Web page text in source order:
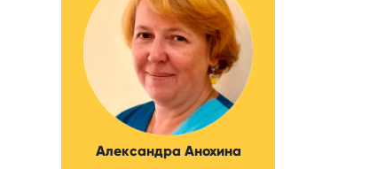
Александра Анохина